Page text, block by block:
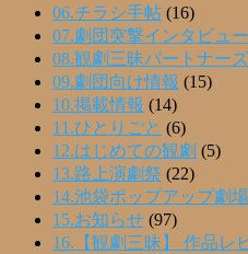
06.チラシ手帖 (16)
07.劇団突撃インタビュー
08.観劇三昧パートナー
09.劇団向け情報 (15)
10.掲載情報 (14)
11.ひとりごと (6)
12.はじめての観劇 (5)
13.路上演劇祭 (22)
14.池袋ポップアップ劇場
15.お知らせ (97)
16.【観劇三昧】 作品レ